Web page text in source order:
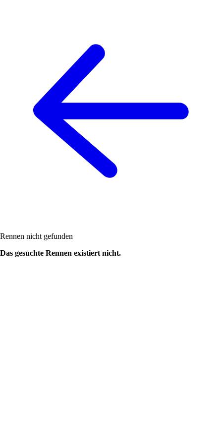
Rennen nicht gefunden
Das gesuchte Rennen existiert nicht.